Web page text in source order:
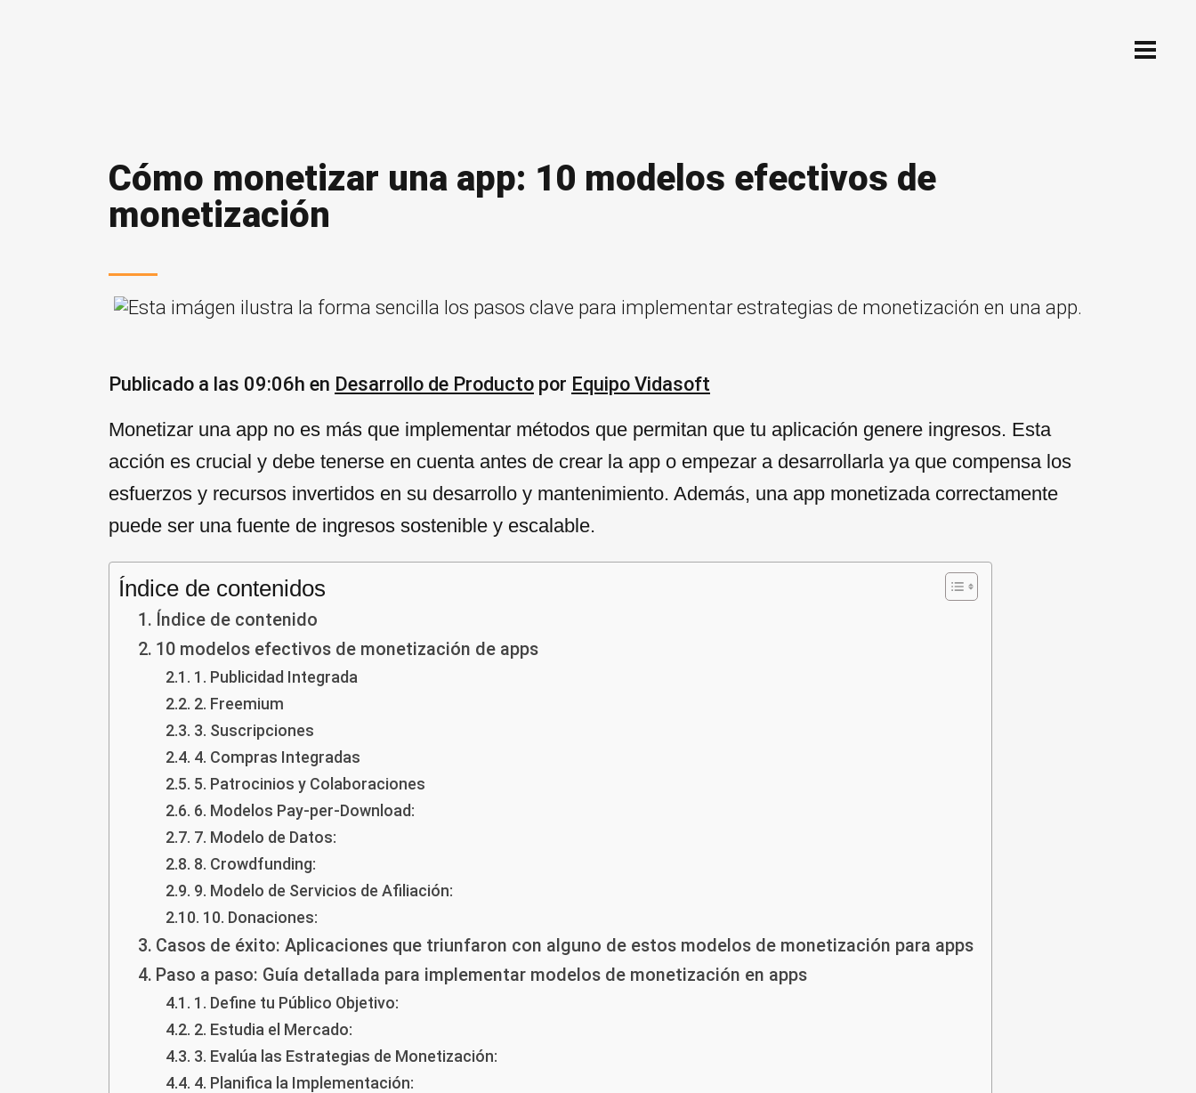
Cómo monetizar una app: 10 modelos efectivos de
monetización
Publicado a las 09:06h en Desarrollo de Producto por Equipo Vidasoft
Monetizar una app no es más que implementar métodos que permitan que tu aplicación genere ingresos. Esta
acción es crucial y debe tenerse en cuenta antes de crear la app o empezar a desarrollarla ya que compensa los
esfuerzos y recursos invertidos en su desarrollo y mantenimiento. Además, una app monetizada correctamente
puede ser una fuente de ingresos sostenible y escalable.
Índice de contenidos
Índice de contenido
10 modelos efectivos de monetización de apps
1. Publicidad Integrada
2. Freemium
3. Suscripciones
4. Compras Integradas
5. Patrocinios y Colaboraciones
6. Modelos Pay-per-Download:
7. Modelo de Datos:
8. Crowdfunding:
9. Modelo de Servicios de Afiliación:
10. Donaciones:
Casos de éxito: Aplicaciones que triunfaron con alguno de estos modelos de monetización para apps
Paso a paso: Guía detallada para implementar modelos de monetización en apps
1. Define tu Público Objetivo:
2. Estudia el Mercado:
3. Evalúa las Estrategias de Monetización:
4. Planifica la Implementación: